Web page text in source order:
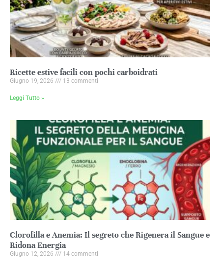
Ricette estive facili con pochi carboidrati
Giugno 19, 2026 13 commenti
Leggi Tutto »
Clorofilla e Anemia: Il segreto che Rigenera il Sangue e
Ridona Energia
Giugno 12, 2026 14 commenti